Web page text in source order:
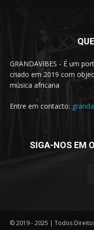
GRANDAVIBES - É um
criado em 2019 com
música africana
Entre em contacto:
SIGA-NOS EM
© 2019 - 2025 | Todos